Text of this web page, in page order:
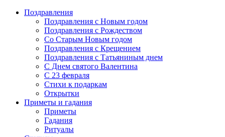
Поздравления
Поздравления с Новым годом
Поздравления с Рождеством
Со Старым Новым годом
Поздравления с Крещением
Поздравления с Татьяниным днем
С Днем святого Валентина
C 23 февраля
Стихи к подаркам
Открытки
Приметы и гадания
Приметы
Гадания
Ритуалы